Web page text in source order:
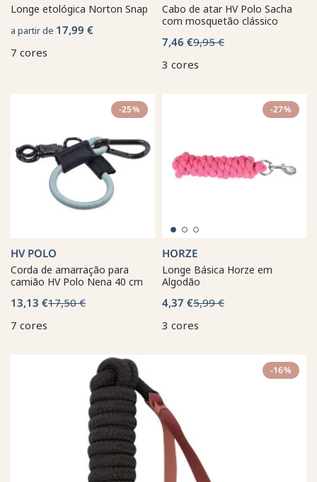
Longe etológica Norton Snap
a partir de 17,99 €
7 cores
Cabo de atar HV Polo Sacha
com mosquetão clássico
7,46 €9,95 €
3 cores
-25%
HV POLO
Corda de amarração para
camião HV Polo Nena 40 cm
13,13 €17,50 €
7 cores
-27%
HORZE
Longe Básica Horze em
Algodão
4,37 €5,99 €
3 cores
-16%